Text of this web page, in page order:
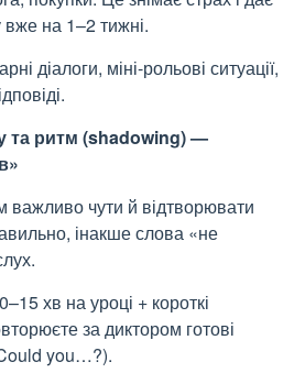
вже на 1–2 тижні.
діалоги, міні-рольові ситуації,
та ритм (shadowing) —
важливо чути й відтворювати
інакше слова «не
хв на уроці + короткі
за диктором готові
you…?).